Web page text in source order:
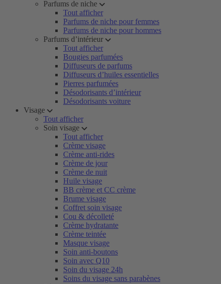
Parfums de niche
Tout afficher
Parfums de niche pour femmes
Parfums de niche pour hommes
Parfums d’intérieur
Tout afficher
Bougies parfumées
Diffuseurs de parfums
Diffuseurs d’huiles essentielles
Pierres parfumées
Désodorisants d’intérieur
Désodorisants voiture
Visage
Tout afficher
Soin visage
Tout afficher
Crème visage
Crème anti-rides
Crème de jour
Crème de nuit
Huile visage
BB crème et CC crème
Brume visage
Coffret soin visage
Cou & décolleté
Crème hydratante
Crème teintée
Masque visage
Soin anti-boutons
Soin avec Q10
Soin du visage 24h
Soins du visage sans parabènes